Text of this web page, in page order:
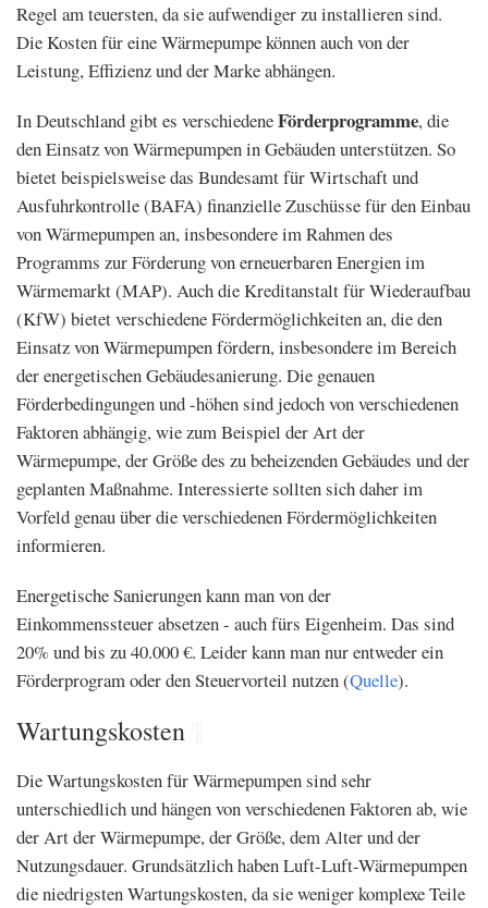
Regel am teuersten, da sie aufwendiger zu installieren sind.
Die Kosten für eine Wärmepumpe können auch von der
Leistung, Effizienz und der Marke abhängen.
In Deutschland gibt es verschiedeneFörderprogramme, die
den Einsatz von Wärmepumpen in Gebäuden unterstützen. So
bietet beispielsweise das Bundesamt für Wirtschaft und
Ausfuhrkontrolle (BAFA) finanzielle Zuschüsse für den Einbau
von Wärmepumpen an, insbesondere im Rahmen des
Programms zur Förderung von erneuerbaren Energien im
Wärmemarkt (MAP). Auch die Kreditanstalt für Wiederaufbau
(KfW) bietet verschiedene Fördermöglichkeiten an, die den
Einsatz von Wärmepumpen fördern, insbesondere im Bereich
der energetischen Gebäudesanierung. Die genauen
Förderbedingungen und -höhen sind jedoch von verschiedenen
Faktoren abhängig, wie zum Beispiel der Art der
Wärmepumpe, der Größe des zu beheizenden Gebäudes und der
geplanten Maßnahme. Interessierte sollten sich daher im
Vorfeld genau über die verschiedenen Fördermöglichkeiten
informieren.
Energetische Sanierungen kann man von der
Einkommenssteuer absetzen - auch fürs Eigenheim. Das sind
20% und bis zu 40.000 €. Leider kann man nur entweder ein
Förderprogram oder den Steuervorteil nutzen (Quelle).
Wartungskosten
Die Wartungskosten für Wärmepumpen sind sehr
unterschiedlich und hängen von verschiedenen Faktoren ab, wie
der Art der Wärmepumpe, der Größe, dem Alter und der
Nutzungsdauer. Grundsätzlich haben Luft-Luft-Wärmepumpen
die niedrigsten Wartungskosten, da sie weniger komplexe Teile